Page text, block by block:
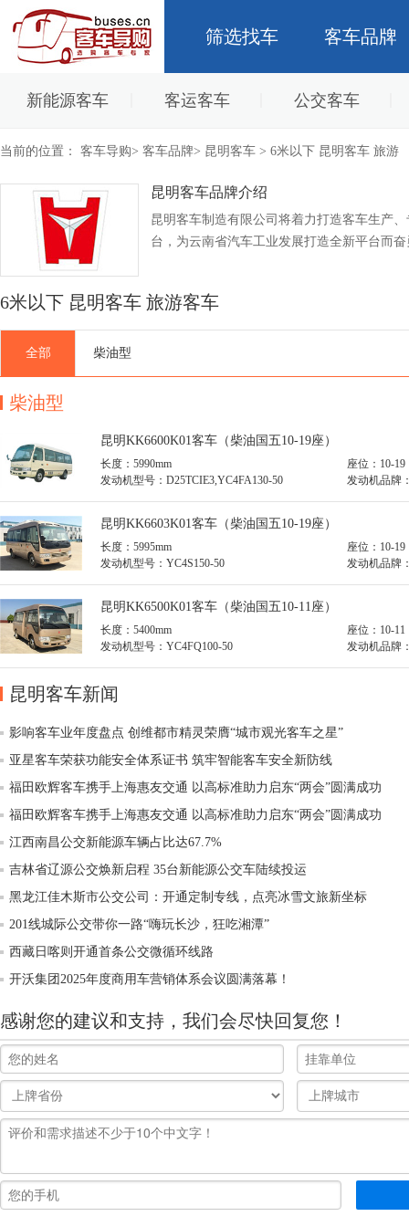
筛选找车 客车品牌
新能源客车 客运客车 公交客车
当前的位置： 客车导购> 客车品牌> 昆明客车 > 6米以下 昆明客车 旅游
昆明客车品牌介绍
昆明客车制造有限公司将着力打造客车生产
台，为云南省汽车工业发展打造全新平台而
6米以下 昆明客车 旅游客车
全部 柴油型
柴油型
昆明KK6600K01客车（柴油国五10-19座）
长度：5990mm
座位：10-19
发动机型号：D25TCIE3,YC4FA130-50
发动机品牌
机器股份有
昆明KK6603K01客车（柴油国五10-19座）
长度：5995mm
座位：10-19
发动机型号：YC4S150-50
发动机品牌
昆明KK6500K01客车（柴油国五10-11座）
长度：5400mm
座位：10-11
发动机型号：YC4FQ100-50
发动机品牌
昆明客车新闻
影响客车业年度盘点 创维都市精灵荣膺“城市观光客车之星”
亚星客车荣获功能安全体系证书 筑牢智能客车安全新防线
福田欧辉客车携手上海惠友交通 以高标准助力启东“两会”圆满成功
福田欧辉客车携手上海惠友交通 以高标准助力启东“两会”圆满成功
江西南昌公交新能源车辆占比达67.7%
吉林省辽源公交焕新启程 35台新能源公交车陆续投运
黑龙江佳木斯市公交公司：开通定制专线，点亮冰雪文旅新坐标
201线城际公交带你一路“嗨玩长沙，狂吃湘潭”
西藏日喀则开通首条公交微循环线路
开沃集团2025年度商用车营销体系会议圆满落幕！
感谢您的建议和支持，我们会尽快回复您！